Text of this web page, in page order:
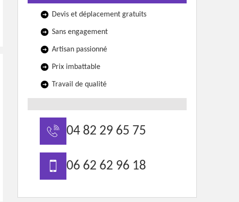
Devis et déplacement gratuits
Sans engagement
Artisan passionné
Prix imbattable
Travail de qualité
04 82 29 65 75
06 62 62 96 18